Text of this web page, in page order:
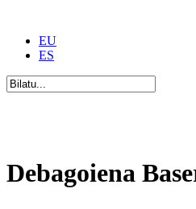
EU
ES
Debagoiena